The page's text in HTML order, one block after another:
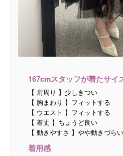
167cmスタッフが着たサイ
【 肩周り 】少しきつい
【 胸まわり 】フィットする
【 ウエスト 】フィットする
【 着丈 】ちょうど良い
【 動きやすさ 】やや動きづらい
着用感